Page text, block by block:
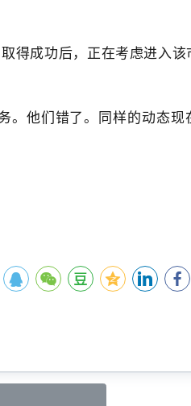
得成功后，正在考虑进入该
他们错了。 同样的动态现